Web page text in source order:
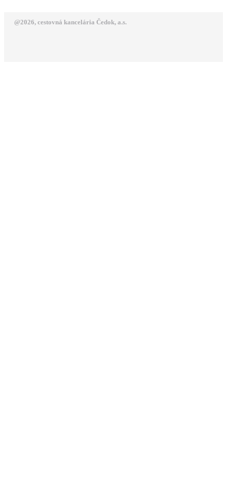
@2026, cestovná kancelária Čedok, a.s.